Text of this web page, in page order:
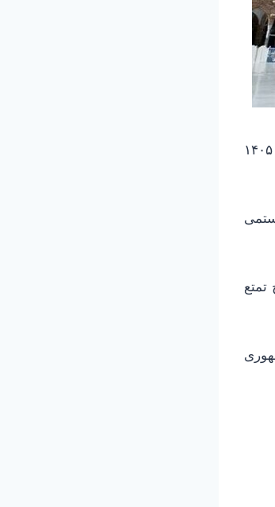
به گزارش خبرآنلاین، سازمان حج و زیارت اعلام کرد: فرایند دریافت روادید الکترونیکی حج تمتع ۱۴۰۵